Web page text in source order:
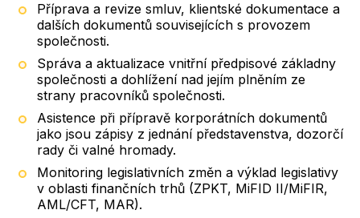
Příprava a revize smluv, klientské dokumentace a
dalších dokumentů souvisejících s provozem
společnosti.
Správa a aktualizace vnitřní předpisové základny
společnosti a dohlížení nad jejím plněním ze
strany pracovníků společnosti.
Asistence při přípravě korporátních dokumentů
jako jsou zápisy z jednání představenstva, dozorčí
rady či valné hromady.
Monitoring legislativních změn a výklad legislativy
v oblasti finančních trhů (ZPKT, MiFID II/MiFIR,
AML/CFT, MAR).